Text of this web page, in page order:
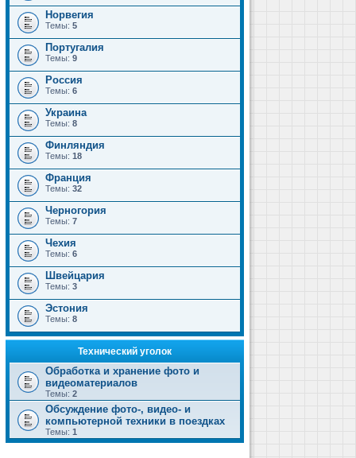
Норвегия
Темы: 5
Португалия
Темы: 9
Россия
Темы: 6
Украина
Темы: 8
Финляндия
Темы: 18
Франция
Темы: 32
Черногория
Темы: 7
Чехия
Темы: 6
Швейцария
Темы: 3
Эстония
Темы: 8
Технический уголок
Обработка и хранение фото и
видеоматериалов
Темы: 2
Обсуждение фото-, видео- и
компьютерной техники в поездках
Темы: 1